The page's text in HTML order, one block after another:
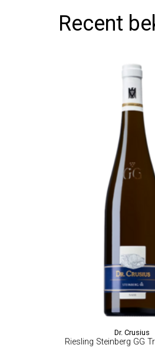
Recent
Dr. Crusius
Riesling Steinberg GG